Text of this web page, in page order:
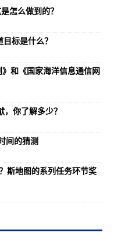
怎么做到的？
标是什么？
》和《国家海洋信息通信网
你了解多少？
间的猜测
斯地图的系列任务环节奖